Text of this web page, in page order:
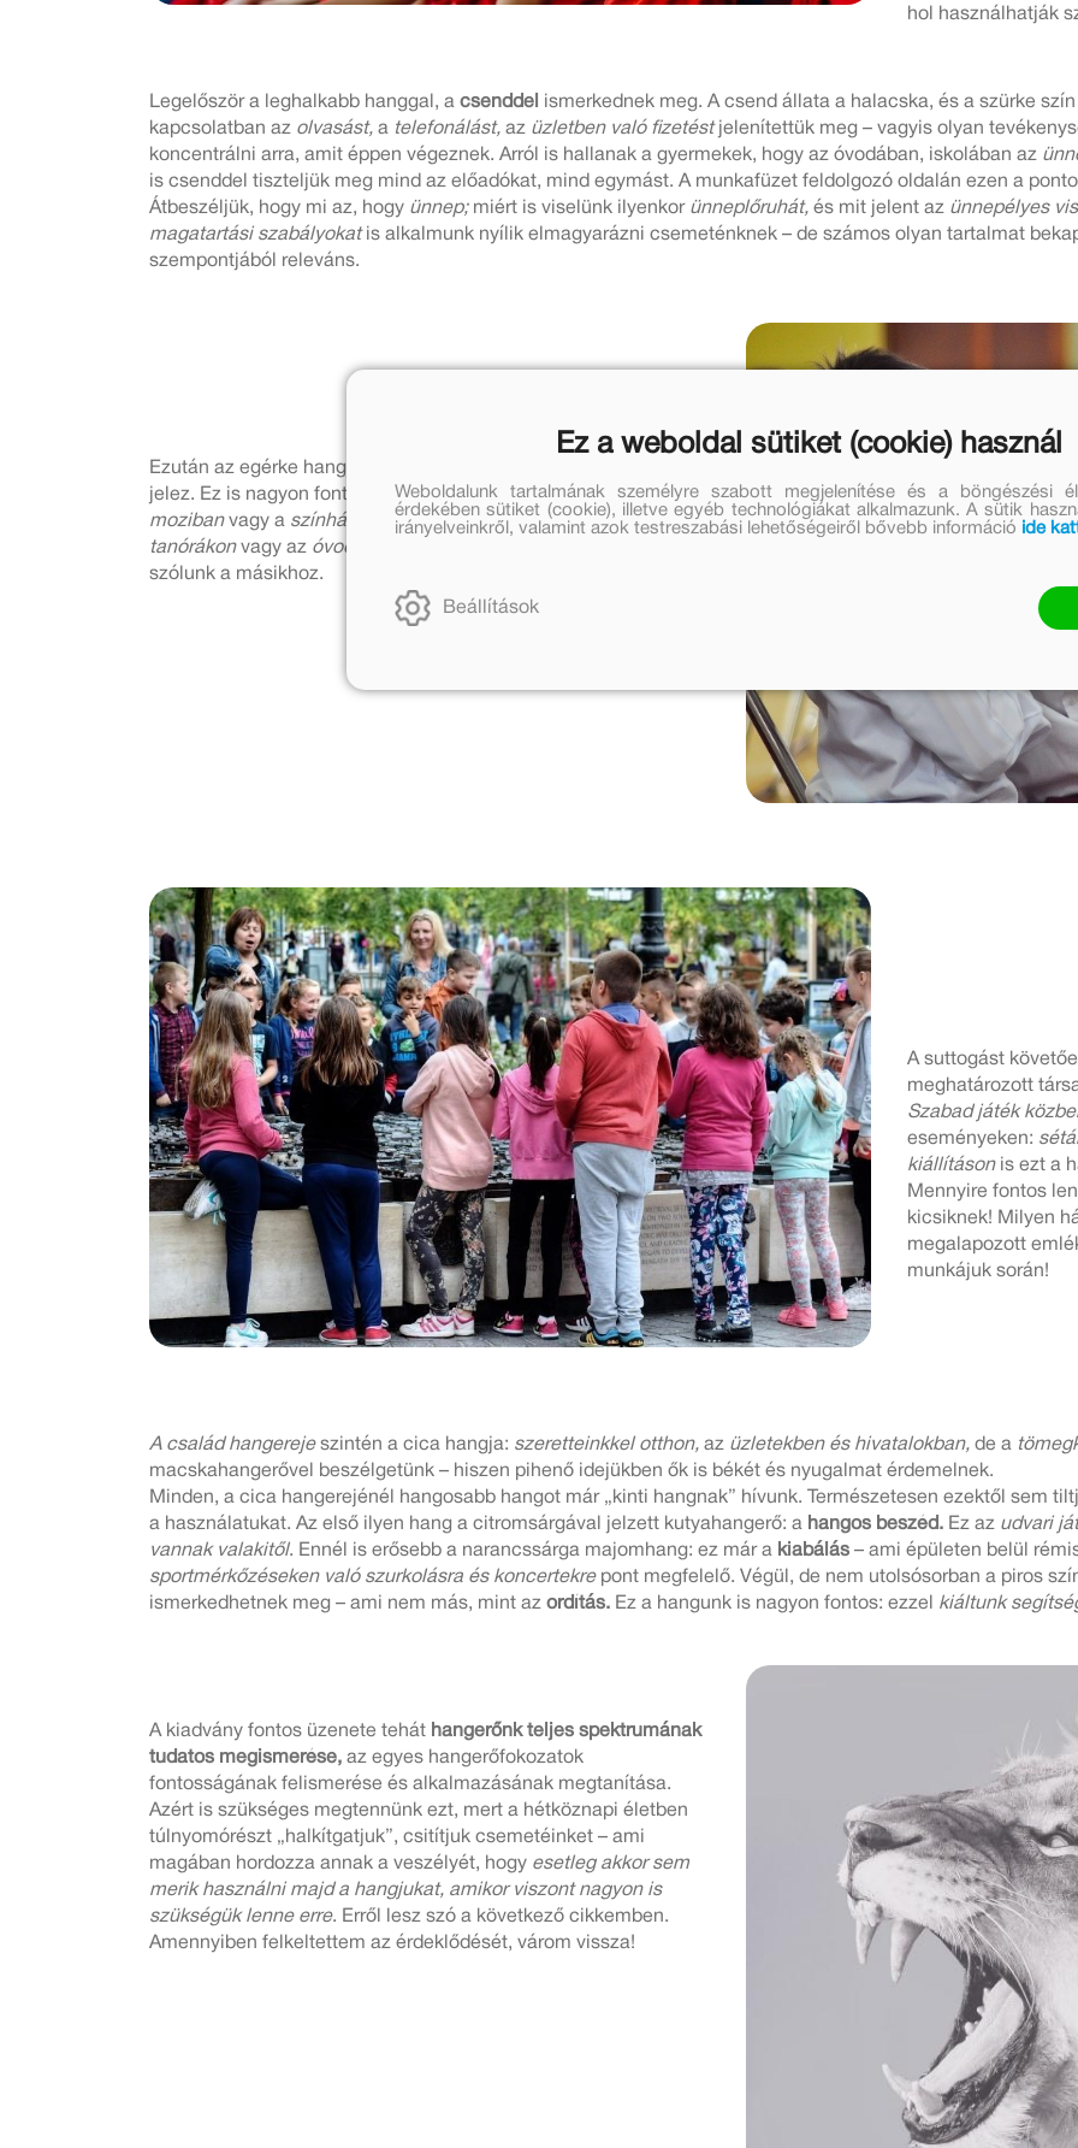
hol használhatják
Legelőször a leghalkabb hanggal, a csenddel ismerkednek meg. A csend állata a halacska, és a szürke
kapcsolatban az olvasást,a telefonálást,az üzletben való fizetéstjelenítettük meg – vagyis olyan
koncentrálni arra, amit éppen végeznek. Arról is hallanak a gyermekek, hogy az óvodában, iskolában az
is csenddel tiszteljük meg mind az előadókat, mind egymást. A munkafüzet feldolgozó oldalán ezen a
Átbeszéljük, hogy mi az, hogy ünnep;miért is viselünk ilyenkor ünneplőruhát, és mit jelent az ünnepélyes
magatartási szabályokatis alkalmunk nyílik elmagyarázni csemeténknek – de számos olyan tartalmat
szempontjából releváns.
Ezután az egérke hangja következik: a
jelez. Ez is nagyon fontos hangunk; azorvosi rendelőben,a
mozibanvagy a színházban, akönyvtárban, illetve aziskolai
tanórákonvagy az óvodában, foglalkozás alatt
szólunk a másikhoz.
A suttogást
meghatározott
Szabad játék
eseményeken:
kiállításonis ezt a
Mennyire fontos
kicsiknek! Milyen
megalapozott
munkájuk során!
A család hangerejeszintén a cica hangja: szeretteinkkel otthon, az üzletekben és hivatalokban,de a
macskahangerővel beszélgetünk – hiszen pihenő idejükben ők is békét és nyugalmat érdemelnek.
Minden, a cica hangerejénél hangosabb hangot már „kinti hangnak” hívunk. Természetesen ezektől sem
a használatukat. Az első ilyen hang a citromsárgával jelzett kutyahangerő: a hangos beszéd.Ez az udvari
vannak valakitől. Ennél is erősebb a narancssárga majomhang: ez már a kiabálás– ami épületen belül
sportmérkőzéseken való szurkolásra és koncertekrepont megfelelő. Végül, de nem utolsósorban a piros
ismerkedhetnek meg – ami nem más, mint az ordítás.Ez a hangunk is nagyon fontos: ezzel kiáltunk
A kiadvány fontos üzenete tehát hangerőnk teljes spektrumának
tudatos megismerése,az egyes hangerőfokozatok
fontosságának felismerése és alkalmazásának megtanítása.
Azért is szükséges megtennünk ezt, mert a hétköznapi életben
túlnyomórészt „halkítgatjuk”, csitítjuk csemetéinket – ami
magában hordozza annak a veszélyét, hogy esetleg akkor sem
merik használni majd a hangjukat, amikor viszont nagyon is
szükségük lenne erre. Erről lesz szó a következő cikkemben.
Amennyiben felkeltettem az érdeklődését, várom vissza!
Ez a weboldal sütiket (cookie) használ
Weboldalunk tartalmának személyre szabott megjelenítése és a böngészési
érdekében sütiket (cookie), illetve egyéb technológiákat alkalmazunk. A sütik
irányelveinkről, valamint azok testreszabási lehetőségeiről bővebb információ ide
Beállítások